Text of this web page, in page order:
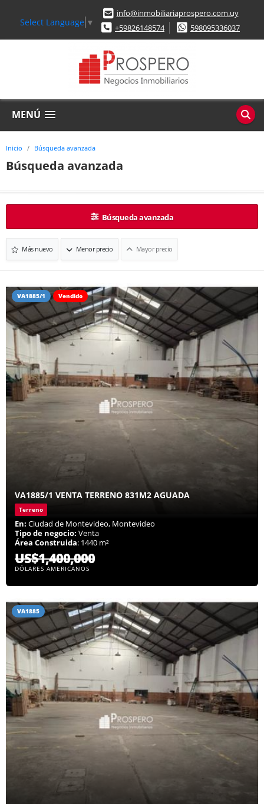
Select Language ▼
info@inmobiliariaprospero.com.uy
+59826148574
598095336037
MENÚ
Inicio Búsqueda avanzada
Búsqueda avanzada
Búsqueda avanzada
Más nuevo Menor precio Mayor precio
VA1885/1 Vendido
VA1885/1 VENTA TERRENO 831M2 AGUADA
Terreno
En: Ciudad de Montevideo, Montevideo
Tipo de negocio: Venta
Área Construida: 1440 m²
US$1,400,000
DÓLARES AMERICANOS
VA1885